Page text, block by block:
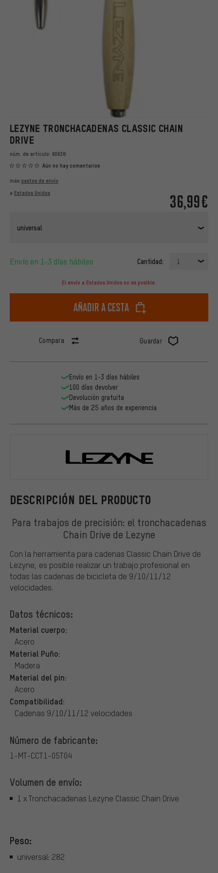
LEZYNE TRONCHACADENAS CLASSIC CHAIN
DRIVE
núm. de artículo: 60638
Aún no hay comentarios
36,99€
más gastos de envío
a Estados Unidos
universal
Envío en 1-3 días hábiles Cantidad: 1
El envío a Estados Unidos no es posible.
Añadir a cesta
Compara Guardar
DESCRIPCIÓN DEL PRODUCTO
Para trabajos de precisión: el tronchacadenas
Chain Drive de Lezyne
Con la herramienta para cadenas Classic Chain Drive de
Lezyne, es posible realizar un trabajo profesional en
todas las cadenas de bicicleta de 9/10/11/12
velocidades.
Datos técnicos:
Material cuerpo:
Acero
Material Puño:
Madera
Material del pin:
Acero
Compatibilidad:
Cadenas 9/10/11/12 velocidades
Número de fabricante:
1-MT-CCT1-05T04
Volumen de envío:
1 x Tronchacadenas Lezyne Classic Chain Drive
Peso:
universal: 282
Envío en 1-3 días hábiles
100 días devolver
Devolución gratuita
Más de 25 años de experiencia
Lezyne